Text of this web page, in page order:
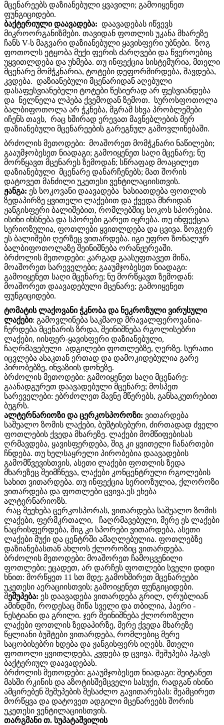
მცენარეებს დაზიანებული ყვავილი; გამოიყენეთ
ფუნგიციდები.
ბაქტერიული დაავადება: დაავადებას იწვევს
მიკროორგანიზმები. თავიდან ფოთლის უკანა მხარეზე
ჩანს V-ს მაგვარი დაზიანებული ყავისფერი უბნები. ზოგ
ფოთოლს ეტყობა მუქი ფერის ძარღვები და წვეროებიც
უყვითლდება და უხმება. თუ ინფექცია სისტემურია, მთელი
მცენარე მომჭკნარია, ტოტები დეფორმირდება, შავდება,
კვდება. დაზიანებული მცენარიდან აღებული
დასაფესვიანებელი ტოტები წესიერად არ ფესვიანდება
და ნელნელა ლპება ქვემოდან ზემოთ. სუროსფოთოლა
ბალბიფოთოლა არ ჭკნება, მგრამ სხვა პრობლემები
იჩენს თავს, რაც ხშირად ერევათ მავნებლების მერ
დაზიანებული მცენარეების გარეგნულ გამოვლინებაში.
ბრძოლის მეთოდები: მოაშორეთ მომჭკნარი ნაწილები;
გააუმჯობესეთ ნიადაგი; გამოიყენეთ საღი მცენარე; ნუ
მორწყავთ მცენარეს ზემოდან; სწრაფად მოაცილეთ
დაზიანებული მცენარე დანარჩენებს; მათ შორის
დატოვეთ მანძილი უკეთესი ვენტილაციისთვის.
ჟანგა: ეს სოკოვანი დაავადება ხასიათდება ფოთლის
ზედაპირზე ყვითელი ლაქებით და ქვედა მხრიდან
ჟანგისფერი ბალიშებით, რომლებშიც სოკოს სპორებია.
ისინი იხსნება და სპორები გარეთ იყრება. თუ ინფექცია
სერიოზულია, ფოთლები ყვითლდება და ცვივა. ზოგჯერ
ეს ბალიშები ღერზეც ვითარდება. იგი უფრო ზონალურ
ბალბიფოთოლაზე შეინიშნება ორანჟერეაში.
ბრძოლის მეთოდები: კარგად გაასუფთავეთ მიწა,
მოაშორეთ სარეველები; გააუმჯობესეთ ნიადაგი:
გამოიყენეთ საღი მცენარე; ნუ მორწყავთ ზემოდან:
მოაშორეთ დაავადებული მცენარე; გამოიყენეთ
ფუნგიციდები.
ტომატის ლაქოვანი ჭკნობა და ნეკროზული ვირუსული
ლაქები: გამოვლინება საკმაოდ მრავალფეროვანია-
ჩერდება მცენარის ზრდა, შეინიშნება რგოლისებრი
ლაქები, იისფერ-ყავისფერი დაზიანებული,
ჩაღრმავებული ადგილები ფოთლებზე, ღერზე. სურათი
იცვლება ასაკთან ერთად და დამოკიდებულია გარე
პირობებზე, ინვაზიის დონეზე.
ბრძოლის მეთოდები: გამოიყენეთ საღი მცენარე:
გაანადგურეთ დაავადებული მცენარე; მოსპეთ
სარეველები: ებრძოლეთ მავნე მწერებს, განსაკუთრებით
ბუგრს.
ალტერნარიოზი და ცერკოსპოროზი: ვითარდება
საშუალო ზომის ლაქები, ბუშტისებური, ძირთადად ძველი
ფოთლების ქვედა მხარეზე. ლაქები მომწიფებისას
ღრმავდება, ყავისფერდება, შიგ კი ყვითელი ჩანართები
ჩნდება. თუ ხელსაყრელი პირობებია დაავადების
გამომწვევისთვის, ასეთი ლაქები ფოთლის ზედა
მხარეზეც შეიმჩნევა, ლაქები კონცენტრული რგოლების
სახით ვითარდება. თუ ინფექცია სერიოზულია, ქლოროზი
ვითარდება და ფოთლები ცვივა.ეს ეხება
ალტერნარიოზს.
რაც შეეხება ცერკოსპორას, ვითარდება საშუალო ზომის
ლაქები, ფერმკრთალი, ჩაღრმავებული, მერე ეს ლაქები
ნაცრისფერდება, შიგ კი სპორები ვითარდება, ასეთი
ლაქები მუქი და ცენტრში ამაღლებულია. ფოთლებზე
დაზიანებასთან ახლოს ქლოროზიც ვითარდება.
ბრძოლის მეთოდები: მოაშორეთ ჩამოცვენილი
ფოთლები; ეცადეთ, არ დარჩეს ფოთლები სველი დიდი
ხნით: მორწყეთ 11 სთ მდე; გამოხშირეთ მცენარეები
უკეთესი აერაციისთვის; გამოიყენეთ ფუნგიციდები.
შეშუპება: ეს დაავადება ვითარდება გრილ, ღრუბლიან
ამინდში, როდესაც მიწა სველი და თბილია, ჰაერი -
ნესტიანი და გრილი. ჯერ შეინიშნება ქლოროზული
ლაქები ფოთლის ზედაპირზე, მერე ქვედა მხარეზე
წყლიანი ბუშტები ვითარდება, რომლებიც მერე
საცობისებრი ხდება და ჟანგისფერს იღებს. მთელი
ფოთოლი ყვითლდება, კვდება დ ცვივა. შეშუპება ჰგავს
ბაქტერიულ დაავადებას.
ბრძოლის მეთოდები: გააუმჯობესეთ ნიადაგი: შეიტანეთ
მასში რკინის და აზოტისშემცველი სასუქი, რადგან ისინი
ამცირებენ შეშუპების შესაძლო გავითარებას: შეამცირეთ
მორწყვა და დატოვეთ ადგილი მცენარეებს შორის
უკეთესი ვენტილაციისთვის.
თარგმანი თ. სუპატაშვილის